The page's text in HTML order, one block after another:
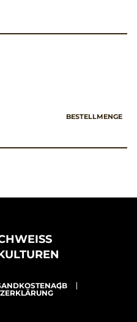
BESTELLMENGE
AGB